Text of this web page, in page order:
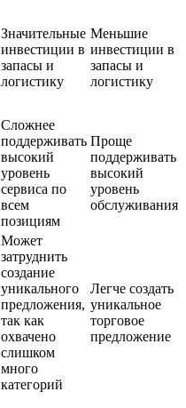
Значительные
инвестиции в
запасы и
логистику
Меньшие
инвестиции в
запасы и
логистику
Сложнее
поддерживать
высокий
уровень
сервиса по
всем
позициям
Проще
поддерживать
высокий
уровень
обслуживания
Может
затруднить
создание
уникального
предложения,
так как
охвачено
слишком
много
категорий
Легче создать
уникальное
торговое
предложение